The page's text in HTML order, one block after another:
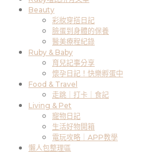
Beauty
彩妝穿搭日記
臉蛋到身體的保養
醫美療程紀錄
Ruby & Baby
育兒記事分享
懷孕日記！快樂孵蛋中
Food & Travel
走跳｜打卡｜食記
Living & Pet
寵物日記
生活好物開箱
電玩攻略｜APP教學
懶人包整理區